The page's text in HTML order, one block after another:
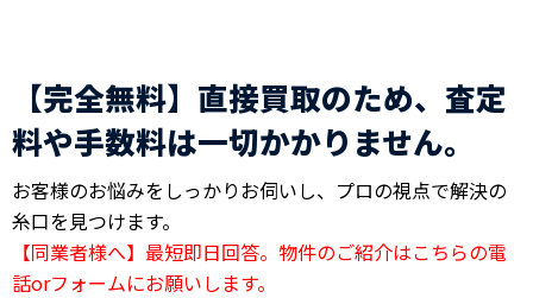
【完全無料】直接買取のため、査定
料や手数料は一切かかりません。
お客様のお悩みをしっかりお伺いし、プロの視点で解決の
糸口を見つけます。
【同業者様へ】最短即日回答。物件のご紹介はこちらの電
話orフォームにお願いします。